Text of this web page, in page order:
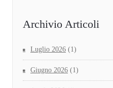
Archivio Articoli
Luglio 2026 (1)
Giugno 2026 (1)